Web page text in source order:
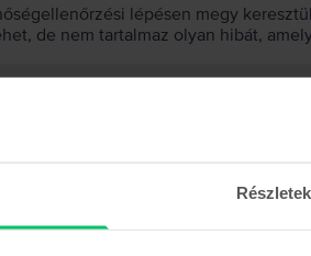
Részletek
lépésen megy
de nem tartalmaz olyan hibát,
választanod?